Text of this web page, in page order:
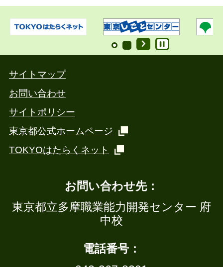
サイトマップ
お問い合わせ
サイトポリシー
東京都公式ホームページ
TOKYOはたらくネット
お問い合わせ先：
東京都立多摩職業能力開発センター 府
中校
電話番号：